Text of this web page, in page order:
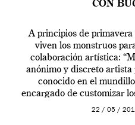
CON
A principios de
viven los monstruos
colaboración artística:
anónimo y discreto artista
conocido en el
encargado de customizar
casa de cochecitos con
22 / 05 /